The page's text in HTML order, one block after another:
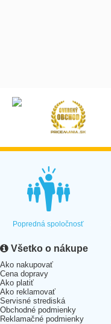
Popredná spoločnosť
Všetko o nákupe
Ako nakupovať
Cena dopravy
Ako platiť
Ako reklamovať
Servisné strediská
Obchodné podmienky
Reklamačné podmienky